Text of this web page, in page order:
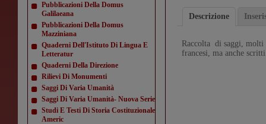
Pubblicazioni Della Domus
Galilaeana
Pubblicazioni Della Domus
Mazziniana
Quaderni Dell'Istituto Di Lingua E
Letteratur
Quaderni Della Direzione
Rilievi Di Monumenti
Saggi Di Varia Umanità
Saggi Di Varia Umanità- Nuova Serie
Studi E Testi Di Storia Costituzionale
Americ
Descrizione
Raccolta di saggi,
francesi, ma anche